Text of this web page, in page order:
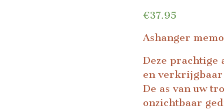
€37.95
Ashanger
Deze prachtige
en
De as van uw
onzichtbaar